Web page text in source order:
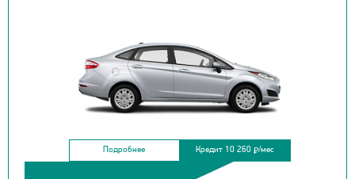
Подробнее Кредит 10 260 ₽/мес